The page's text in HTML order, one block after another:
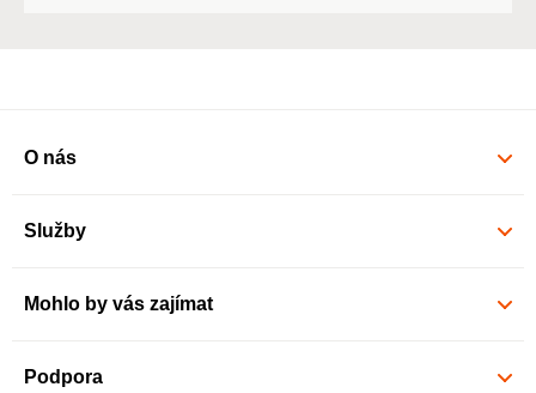
O nás
Služby
Mohlo by vás zajímat
Podpora